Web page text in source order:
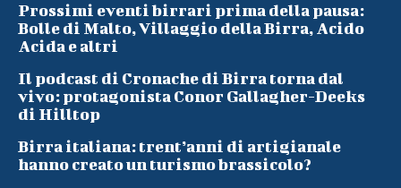
Prossimi eventi birrari prima della pausa:
Bolle di Malto, Villaggio della Birra, Acido
Acida e altri
Il podcast di Cronache di Birra torna dal
vivo: protagonista Conor Gallagher-Deeks
di Hilltop
Birra italiana: trent’anni di artigianale
hanno creato un turismo brassicolo?